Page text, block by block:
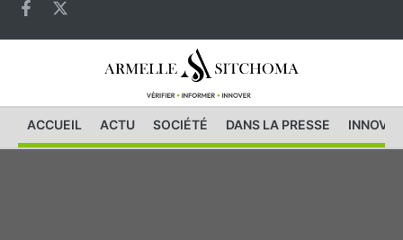
ACCUEIL ACTU SOCIÉTÉ DANS LA PRESSE